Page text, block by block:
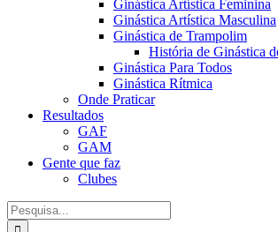
Ginástica Artística Feminina
Ginástica Artística Masculina
Ginástica de Trampolim
História de Ginástica
Ginástica Para Todos
Ginástica Rítmica
Onde Praticar
Resultados
GAF
GAM
Gente que faz
Clubes
Procurar
por: